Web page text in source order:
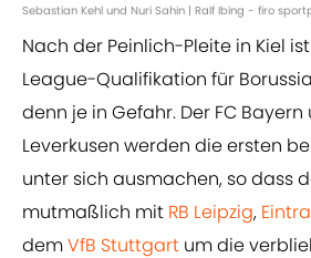
Sebastian Kehl und Nuri Sahin | Ralf Ibing - firo
Nach der Peinlich-Pleite in Kiel
League-Qualifikation für
denn je in Gefahr. Der FC
Leverkusen werden die ersten
unter sich ausmachen, so dass
mutmaßlich mit RB Leipzig,
demVfB Stuttgart um die